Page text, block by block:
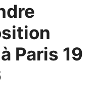
Paris 19